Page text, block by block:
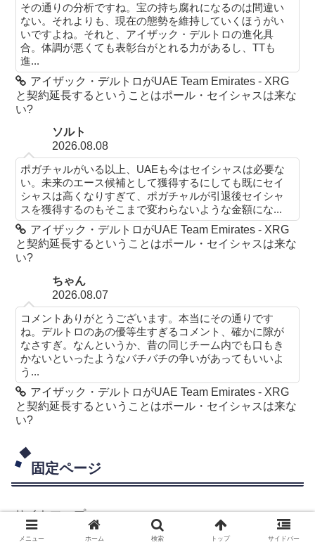
その通りの分析ですね。宝の持ち腐れになるのは間違い
ない。それよりも、現在の態勢を維持していくほうがい
いですよね。それと、アイザック・デルトロの進化具
合。体調が悪くても表彰台がとれる力があるし、TTも
進...
アイザック・デルトロがUAE Team Emirates - XRG
と契約延長するということはポール・セイシャスは来な
い?
ソルト
2026.08.08
ポガチャルがいる以上、UAEも今はセイシャスは必要な
い。未来のエース候補として獲得するにしても既にセイ
シャスは高くなりすぎて、ポガチャルが引退後セイシャ
スを獲得するのもそこまで変わらないような金額にな...
アイザック・デルトロがUAE Team Emirates - XRG
と契約延長するということはポール・セイシャスは来な
い?
ちゃん
2026.08.07
コメントありがとうございます。本当にその通りです
ね。デルトロのあの優等生すぎるコメント、確かに隙が
なさすぎ。なんというか、昔の同じチーム内でも口もき
かないといったようなバチバチの争いがあってもいいよ
う...
アイザック・デルトロがUAE Team Emirates - XRG
と契約延長するということはポール・セイシャスは来な
い?
固定ページ
サイトマップ
メニュー ホーム 検索 トップ サイドバー